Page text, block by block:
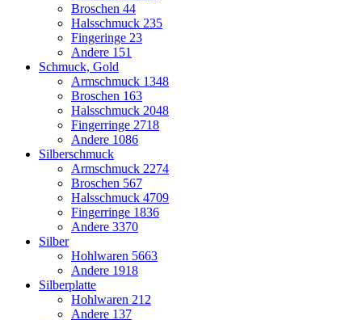
Broschen 44
Halsschmuck 235
Fingeringe 23
Andere 151
Schmuck, Gold
Armschmuck 1348
Broschen 163
Halsschmuck 2048
Fingerringe 2718
Andere 1086
Silberschmuck
Armschmuck 2274
Broschen 567
Halsschmuck 4709
Fingerringe 1836
Andere 3370
Silber
Hohlwaren 5663
Andere 1918
Silberplatte
Hohlwaren 212
Andere 137